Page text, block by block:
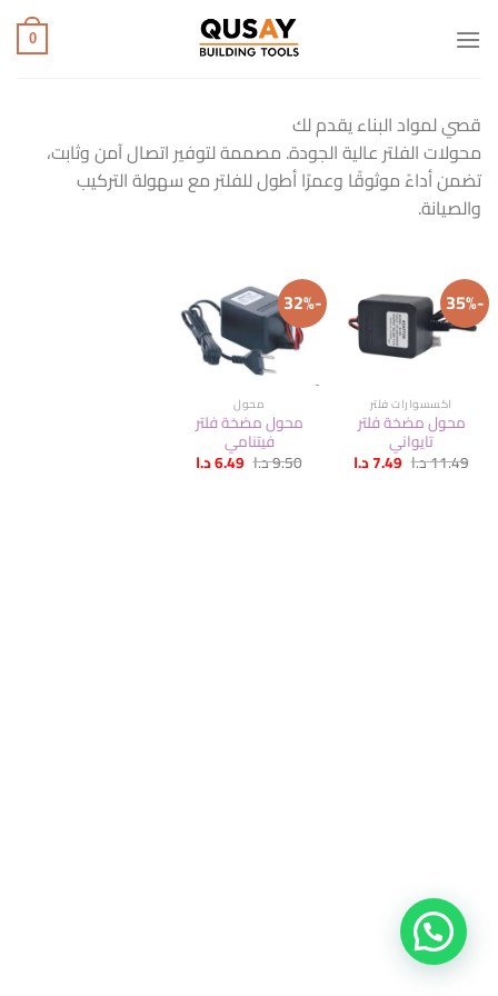
للمحتوى
0
قصي لمواد البناء يقدم لك
محولات الفلتر عالية الجودة. مصممة لتوفير اتصال آمن وثابت،
تضمن أداءً موثوقًا وعمرًا أطول للفلتر مع سهولة التركيب
والصيانة.
-35%
اكسسوارات فلتر
محول مضخة فلتر
تايواني
11.49د.ا السعر
الأصلي
7.49د.االسعر
الحالي
-32%
محول
محول مضخة فلتر
فيتنامي
9.50د.ا السعر
الأصلي
6.49د.االسعر
الحالي